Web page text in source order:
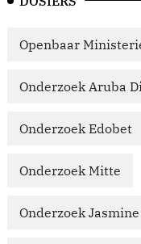
Openbaar
Onderzoek Aruba
Onderzoek Edobet
Onderzoek Mitte
Onderzoek Jasmine